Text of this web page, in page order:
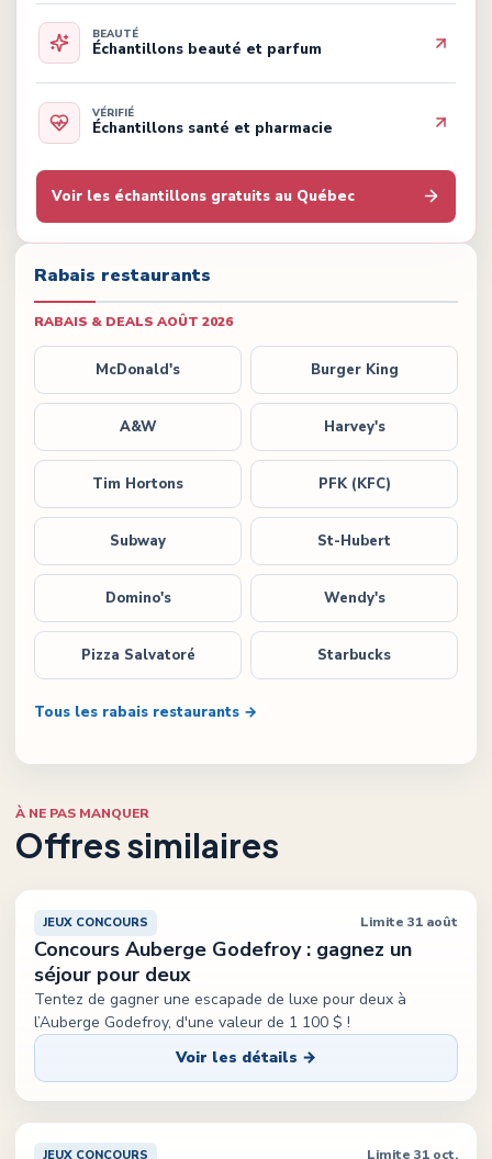
BEAUTÉ
Échantillons beauté et parfum
VÉRIFIÉ
Échantillons santé et pharmacie
Voir les échantillons gratuits au Québec
Rabais restaurants
RABAIS & DEALS AOÛT 2026
McDonald's Burger King
A&W Harvey's
Tim Hortons PFK (KFC)
Subway St-Hubert
Domino's Wendy's
Pizza Salvatoré Starbucks
Tous les rabais restaurants →
À NE PAS MANQUER
Offres similaires
JEUX CONCOURS Limite 31 août
Concours Auberge Godefroy : gagnez un
séjour pour deux
Tentez de gagner une escapade de luxe pour deux à
l’Auberge Godefroy, d'une valeur de 1 100 $ !
Voir les détails →
JEUX CONCOURS Limite 31 oct.